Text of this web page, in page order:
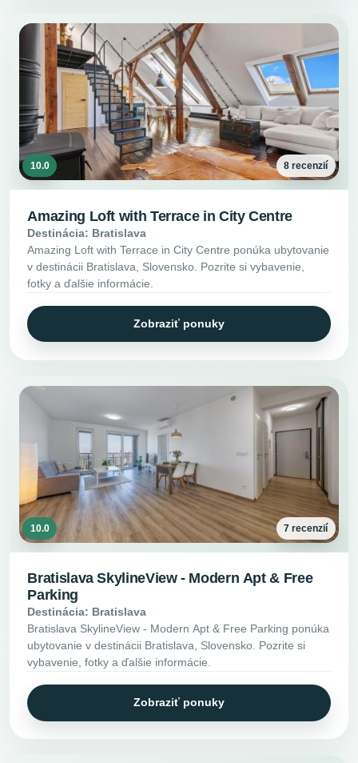
10.0 8 recenzií
Amazing Loft with Terrace in City Centre
Destinácia: Bratislava
Amazing Loft with Terrace in City Centre ponúka ubytovanie
v destinácii Bratislava, Slovensko. Pozrite si vybavenie,
fotky a ďalšie informácie.
Zobraziť ponuky
10.0 7 recenzií
Bratislava SkylineView - Modern Apt & Free
Parking
Destinácia: Bratislava
Bratislava SkylineView - Modern Apt & Free Parking ponúka
ubytovanie v destinácii Bratislava, Slovensko. Pozrite si
vybavenie, fotky a ďalšie informácie.
Zobraziť ponuky